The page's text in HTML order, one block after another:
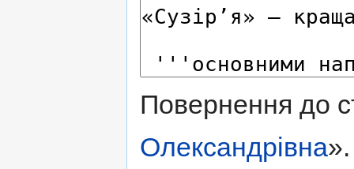
Повернення до
Олександрівна».